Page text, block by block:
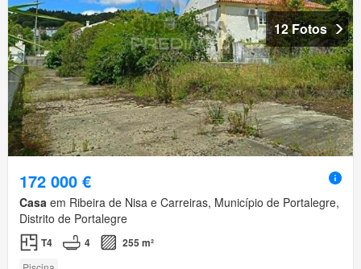
12 Fotos
172 000 €
Casa em Ribeira de Nisa e Carreiras, Município de Portalegre,
Distrito de Portalegre
T4 4 255 m²